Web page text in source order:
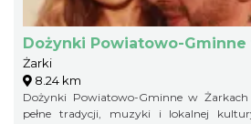
Dożynki Powiatowo-Gminne
Żarki
8.24 km
Dożynki Powiatowo-Gminne w
pełne tradycji, muzyki i lokalnej